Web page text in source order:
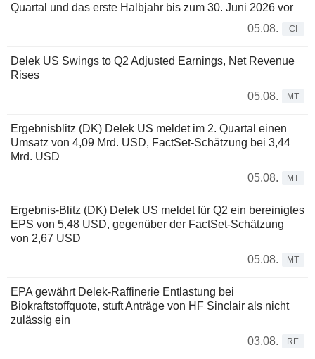
Quartal und das erste Halbjahr bis zum 30. Juni 2026 vor
05.08.
CI
Delek US Swings to Q2 Adjusted Earnings, Net Revenue
Rises
05.08.
MT
Ergebnisblitz (DK) Delek US meldet im 2. Quartal einen
Umsatz von 4,09 Mrd. USD, FactSet-Schätzung bei 3,44
Mrd. USD
05.08.
MT
Ergebnis-Blitz (DK) Delek US meldet für Q2 ein bereinigtes
EPS von 5,48 USD, gegenüber der FactSet-Schätzung
von 2,67 USD
05.08.
MT
EPA gewährt Delek-Raffinerie Entlastung bei
Biokraftstoffquote, stuft Anträge von HF Sinclair als nicht
zulässig ein
03.08.
RE